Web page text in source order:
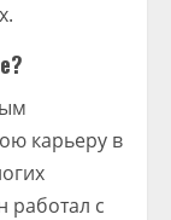
карьеру в
работал с